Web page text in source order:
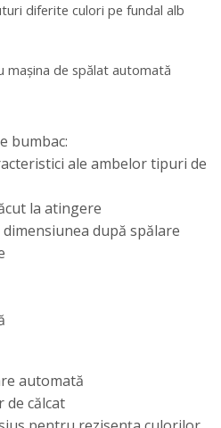
diferite culori pe fundal alb
mașina de spălat automată
bumbac:
ale ambelor tipuri de
la atingere
după spălare
automată
de călcat